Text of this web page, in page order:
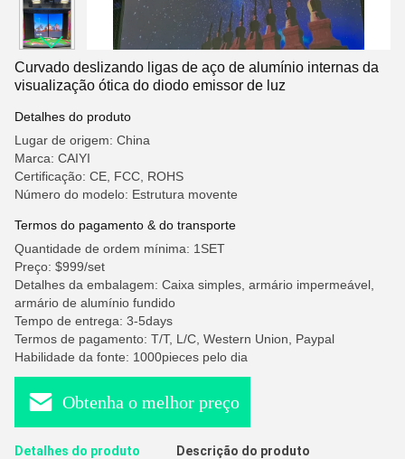
Curvado deslizando ligas de aço de alumínio internas da
visualização ótica do diodo emissor de luz
Detalhes do produto
Lugar de origem: China
Marca: CAIYI
Certificação: CE, FCC, ROHS
Número do modelo: Estrutura movente
Termos do pagamento & do transporte
Quantidade de ordem mínima: 1SET
Preço: $999/set
Detalhes da embalagem: Caixa simples, armário impermeável,
armário de alumínio fundido
Tempo de entrega: 3-5days
Termos de pagamento: T/T, L/C, Western Union, Paypal
Habilidade da fonte: 1000pieces pelo dia
Obtenha o melhor preço
Detalhes do produto Descrição do produto